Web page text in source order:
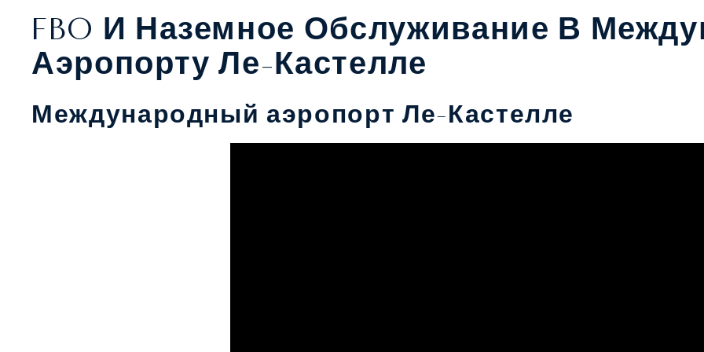
FBO И Наземное Обслуживание В
Аэропорту Ле-Кастелле
Международный аэропорт Ле-Кастелле